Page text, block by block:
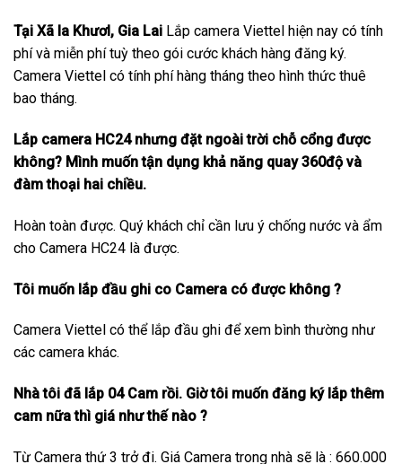
Tại Xã Ia Khươl, Gia Lai Lắp camera Viettel hiện nay có tính
phí và miễn phí tuỳ theo gói cước khách hàng đăng ký.
Camera Viettel có tính phí hàng tháng theo hình thức thuê
bao tháng.
Lắp camera HC24 nhưng đặt ngoài trời chỗ cổng được
không? Mình muốn tận dụng khả năng quay 360độ và
đàm thoại hai chiều.
Hoàn toàn được. Quý khách chỉ cần lưu ý chống nước và ẩm
cho Camera HC24 là được.
Tôi muốn lắp đầu ghi co Camera có được không ?
Camera Viettel có thể lắp đầu ghi để xem bình thường như
các camera khác.
Nhà tôi đã lắp 04 Cam rồi. Giờ tôi muốn đăng ký lắp thêm
cam nữa thì giá như thế nào ?
Từ Camera thứ 3 trở đi. Giá Camera trong nhà sẽ là : 660.000